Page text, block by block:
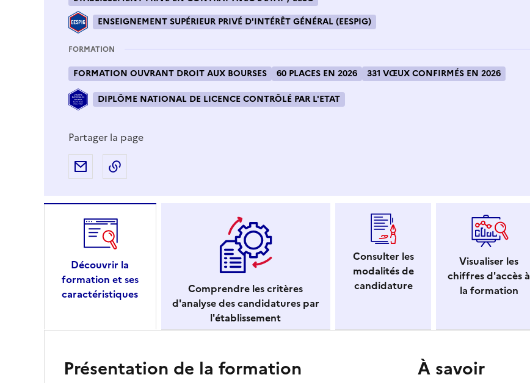
ENSEIGNEMENT SUPÉRIEUR PRIVÉ D'INTÉRÊT GÉNÉRAL (EESPIG)
FORMATION
FORMATION OUVRANT DROIT AUX BOURSES 60 PLACES EN 2026 331 VŒUX CONFIRMÉS EN 2026
DIPLÔME NATIONAL DE LICENCE CONTRÔLÉ PAR L'ETAT
Partager la page
Partager par e-mail
Découvrir la
formation et ses
caractéristiques
Comprendre les critères
d'analyse des candidatures par
l'établissement
Consulter les
modalités de
candidature
Visualiser les
chiffres d'accès à
la formation
Présentation de la formation À savoir